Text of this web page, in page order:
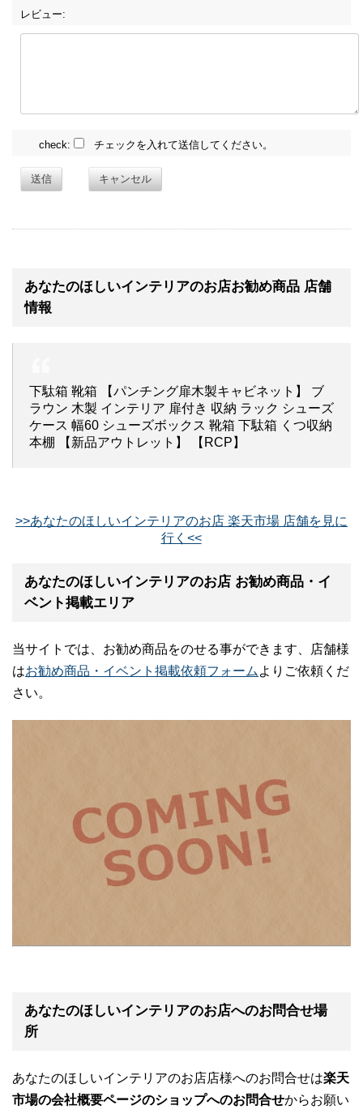
レビュー:
check: チェックを入れて送信してください。
送信 キャンセル
あなたのほしいインテリアのお店お勧め商品 店舗
情報
下駄箱 靴箱 【パンチング扉木製キャビネット】 ブ
ラウン 木製 インテリア 扉付き 収納 ラック シューズ
ケース 幅60 シューズボックス 靴箱 下駄箱 くつ収納
本棚 【新品アウトレット】 【RCP】
>>あなたのほしいインテリアのお店 楽天市場 店舗を見に
行く<<
あなたのほしいインテリアのお店 お勧め商品・イ
ベント掲載エリア
当サイトでは、お勧め商品をのせる事ができます、店舗様
はお勧め商品・イベント掲載依頼フォーム よりご依頼くだ
さい。
あなたのほしいインテリアのお店へのお問合せ場
所
あなたのほしいインテリアのお店店様へのお問合せは楽天
市場の会社概要ページのショップへのお問合せからお願い